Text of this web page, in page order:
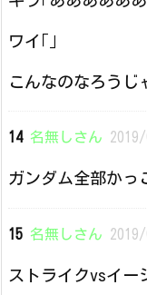
ワイ｢｣
こんなのなろうじ
14 名無しさん
ガンダム全部かっ
15 名無しさん
ストライクvsイー